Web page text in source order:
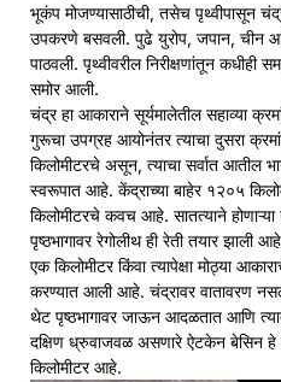
भूकंप मोजण्यासाठीची, तसेच पृथ्वीपासून
उपकरणे बसवली. पुढे युरोप, जपान, चीन
पाठवली. पृथ्वीवरील निरीक्षणांतून कधीही
समोर आली.
चंद्र हा आकाराने सूर्यमालेतील सहाव्या
गुरूचा उपग्रह आयोनंतर त्याचा दुसरा
किलोमीटरचे असून, त्याचा सर्वात आतील
स्वरूपात आहे. केंद्राच्या बाहेर १२०५
किलोमीटरचे कवच आहे. सातत्याने होणाऱ्या
पृष्ठभागावर रेगोलीथ ही रेती तयार झाली
एक किलोमीटर किंवा त्यापेक्षा मोठ्या
करण्यात आली आहे. चंद्रावर वातावरण
थेट पृष्ठभागावर जाऊन आदळतात आणि
दक्षिण ध्रुवाजवळ असणारे ऐटकेन बेसिन हे
किलोमीटर आहे.